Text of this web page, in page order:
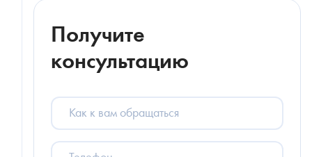
Получите
консультацию
Как
вам
обращаться
Телефон